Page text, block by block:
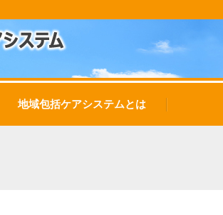
地域包括ケアシステムとは